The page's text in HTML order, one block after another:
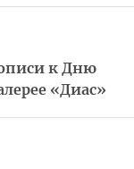
к Дню
«Диас»